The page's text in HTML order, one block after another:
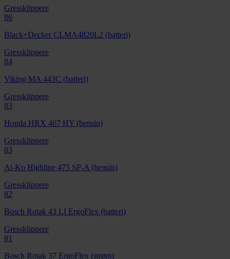
Gressklippere
86
Black+Decker CLMA4820L2 (batteri)
Gressklippere
84
Viking MA 443C (batteri)
Gressklippere
83
Honda HRX 467 HY (bensin)
Gressklippere
83
Al-Ko Highline 475 SP-A (bensin)
Gressklippere
82
Bosch Rotak 43 LI ErgoFlex (batteri)
Gressklippere
81
Bosch Rotak 37 ErgoFlex (strøm)